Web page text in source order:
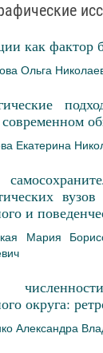
как фактор
Ольга
Екатерина
и
Мария
округа:
Александра